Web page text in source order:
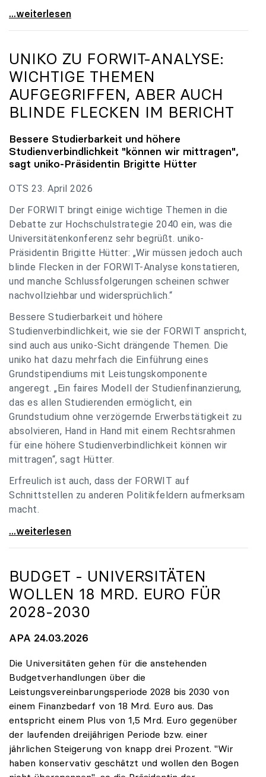
uniko zu Budgetverhandlungen: Universitäten sind
...weiterlesen
UNIKO ZU FORWIT-ANALYSE:
WICHTIGE THEMEN
AUFGEGRIFFEN, ABER AUCH
BLINDE FLECKEN IM BERICHT
Bessere Studierbarkeit und höhere
Studienverbindlichkeit "können wir mittragen",
sagt uniko-Präsidentin Brigitte Hütter
OTS 23. April 2026
Der FORWIT bringt einige wichtige Themen in die
Debatte zur Hochschulstrategie 2040 ein, was die
Universitätenkonferenz sehr begrüßt. uniko-
Präsidentin Brigitte Hütter: „Wir müssen jedoch auch
blinde Flecken in der FORWIT-Analyse konstatieren,
und manche Schlussfolgerungen scheinen schwer
nachvollziehbar und widersprüchlich.“
Bessere Studierbarkeit und höhere
Studienverbindlichkeit, wie sie der FORWIT anspricht,
sind auch aus uniko-Sicht drängende Themen. Die
uniko hat dazu mehrfach die Einführung eines
Grundstipendiums mit Leistungskomponente
angeregt. „Ein faires Modell der Studienfinanzierung,
das es allen Studierenden ermöglicht, ein
Grundstudium ohne verzögernde Erwerbstätigkeit zu
absolvieren, Hand in Hand mit einem Rechtsrahmen
für eine höhere Studienverbindlichkeit können wir
mittragen“, sagt Hütter.
Erfreulich ist auch, dass der FORWIT auf
Schnittstellen zu anderen Politikfeldern aufmerksam
macht.
uniko zu FORWIT-Analyse: Wichtige Themen
...weiterlesen
BUDGET - UNIVERSITÄTEN
WOLLEN 18 MRD. EURO FÜR
2028-2030
APA 24.03.2026
Die Universitäten gehen für die anstehenden
Budgetverhandlungen über die
Leistungsvereinbarungsperiode 2028 bis 2030 von
einem Finanzbedarf von 18 Mrd. Euro aus. Das
entspricht einem Plus von 1,5 Mrd. Euro gegenüber
der laufenden dreijährigen Periode bzw. einer
jährlichen Steigerung von knapp drei Prozent. "Wir
haben konservativ geschätzt und wollen den Bogen